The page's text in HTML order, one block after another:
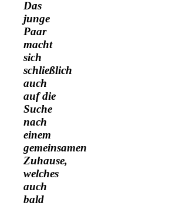
Das
junge
Paar
macht
sich
schließlich
auch
auf die
Suche
nach
einem
gemeinsamen
Zuhause,
welches
auch
bald